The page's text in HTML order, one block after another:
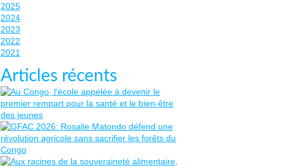
2025
2024
2023
2022
2021
Articles récents